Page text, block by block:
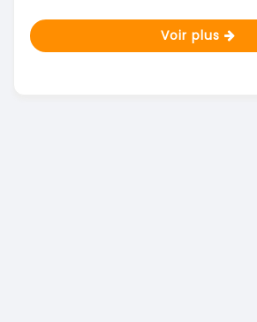
Voir plus